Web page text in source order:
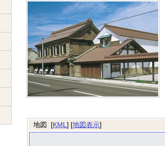
地図 [KML ] [地図表示]